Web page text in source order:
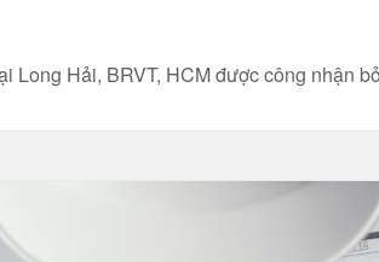
Long Hải, BRVT, HCM được công nhận